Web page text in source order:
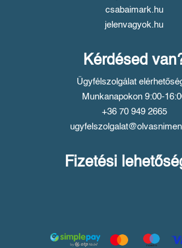
csabaimark.hu
jelenvagyok.hu
Kérdésed
Ügyfélszolgálat
Munkanapokon 9:00-
+36 70 949 2665
Fizetési